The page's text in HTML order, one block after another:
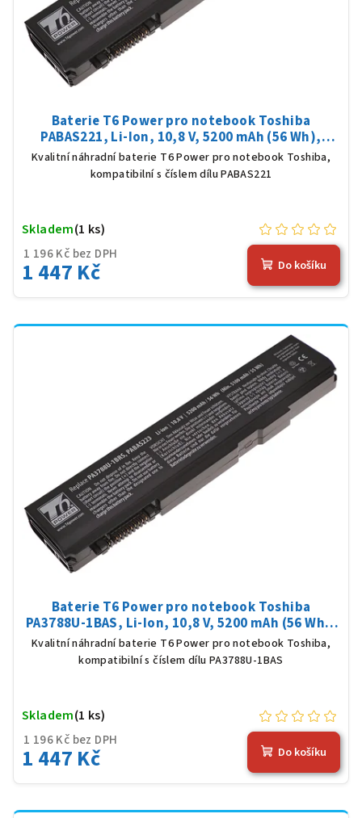
Baterie T6 Power pro notebook Toshiba
PABAS221, Li-Ion, 10,8 V, 5200 mAh (56 Wh),
černá
Kvalitní náhradní baterie T6 Power pro notebook Toshiba,
kompatibilní s číslem dílu PABAS221
1 196 Kč bez DPH
1 447 Kč
Skladem(1 ks)
Do košíku
Baterie T6 Power pro notebook Toshiba
PA3788U-1BAS, Li-Ion, 10,8 V, 5200 mAh (56 Wh),
černá
Kvalitní náhradní baterie T6 Power pro notebook Toshiba,
kompatibilní s číslem dílu PA3788U-1BAS
1 196 Kč bez DPH
1 447 Kč
Skladem(1 ks)
Do košíku